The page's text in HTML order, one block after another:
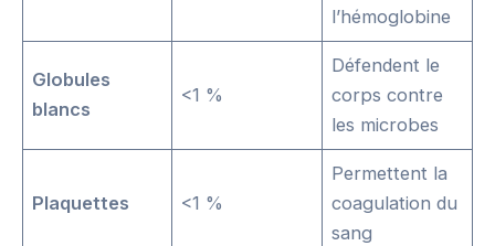
l’hémoglobine
Globules
blancs
<1 %
Défendent le
corps contre
les microbes
Plaquettes <1 %
Permettent la
coagulation du
sang